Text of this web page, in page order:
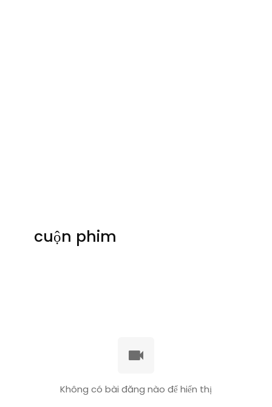
cuộn phim
Không có bài đăng nào để hiển thị